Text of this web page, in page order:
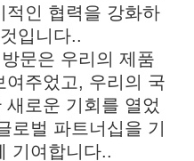
적인 협력을 강화하
입니다..
문은 우리의 제품
여주었고, 우리의 국
로운 기회를 열었
로벌 파트너십을 기
기여합니다..